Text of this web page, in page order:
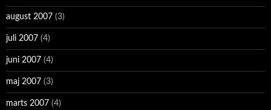
august 2007 (3)
juli 2007 (4)
juni 2007 (4)
maj 2007 (3)
marts 2007 (4)